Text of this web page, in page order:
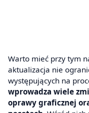
Warto mieć przy tym
aktualizacja nie
występujących na
wprowadza wiele
oprawy graficznej